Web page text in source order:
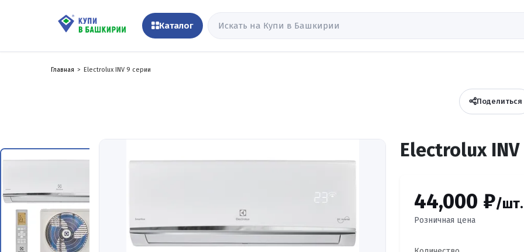
Каталог
Главная Electrolux INV 9 серии
Поделиться
Electrolux
44,000 ₽/шт.
Розничная цена